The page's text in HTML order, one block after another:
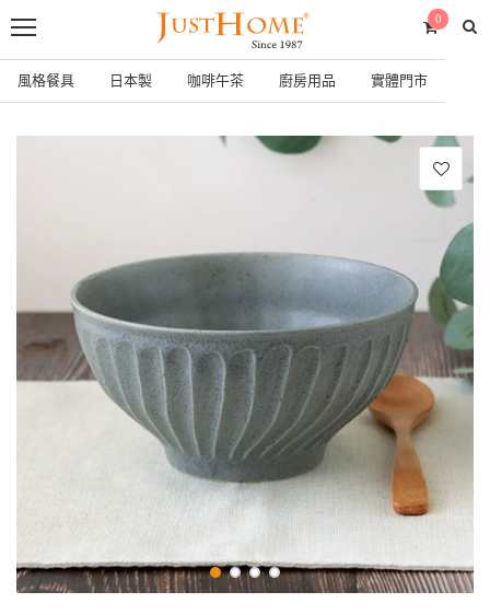
0
風格餐具 日本製 咖啡午茶 廚房用品 實體門市